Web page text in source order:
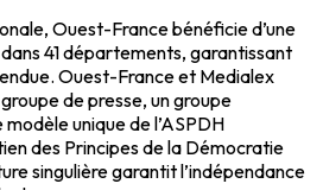
Ouest-France bénéficie d’une
41 départements, garantissant
Ouest-France et Medialex
de presse, un groupe
unique de l’ASPDH
des Principes de la Démocratie
singulière garantit l’indépendance